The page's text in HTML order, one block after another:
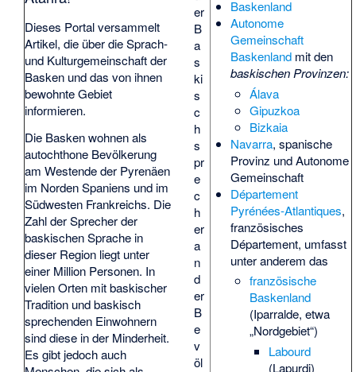
er
B
a
s
ki
s
c
h
s
pr
e
c
h
er
a
n
d
er
B
e
v
öl
Dieses Portal versammelt
Artikel, die über die Sprach-
und Kulturgemeinschaft der
Basken und das von ihnen
bewohnte Gebiet
informieren.
Die Basken wohnen als
autochthone Bevölkerung
am Westende der Pyrenäen
im Norden Spaniens und im
Südwesten Frankreichs. Die
Zahl der Sprecher der
baskischen Sprache in
dieser Region liegt unter
einer Million Personen. In
vielen Orten mit baskischer
Tradition und baskisch
sprechenden Einwohnern
sind diese in der Minderheit.
Es gibt jedoch auch
Baskenland
Autonome
Gemeinschaft
Baskenlandmit den
baskischen Provinzen:
Álava
Gipuzkoa
Bizkaia
Navarra, spanische
Provinz und Autonome
Gemeinschaft
Département
Pyrénées-Atlantiques,
französisches
Département, umfasst
unter anderem das
französische
Baskenland
(Iparralde, etwa
„Nordgebiet“)
Labourd
(Lapurdi)